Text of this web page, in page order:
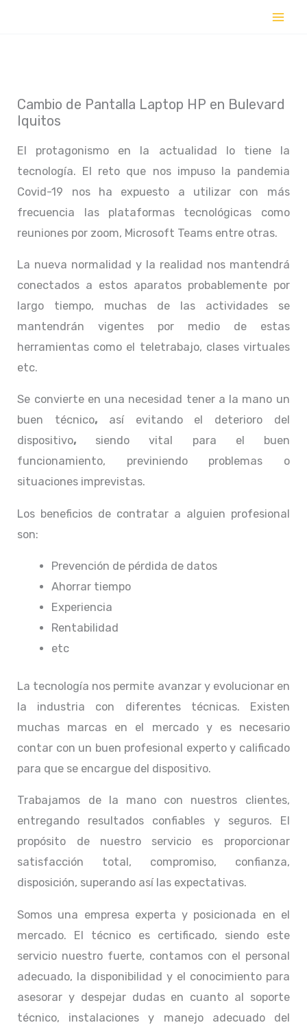
Cambio de Pantalla Laptop HP en Bulevard
Iquitos
El protagonismo en la actualidad lo tiene la
tecnología. El reto que nos impuso la pandemia
Covid-19 nos ha expuesto a utilizar con más
frecuencia las plataformas tecnológicas como
reuniones por zoom, Microsoft Teams entre otras.
La nueva normalidad y la realidad nos mantendrá
conectados a estos aparatos probablemente por
largo tiempo, muchas de las actividades se
mantendrán vigentes por medio de estas
herramientas como el teletrabajo, clases virtuales
etc.
Se convierte en una necesidad tener a la mano un
buen técnico, así evitando el deterioro del
dispositivo, siendo vital para el buen
funcionamiento, previniendo problemas o
situaciones imprevistas.
Los beneficios de contratar a alguien profesional
son:
Prevención de pérdida de datos
Ahorrar tiempo
Experiencia
Rentabilidad
etc
La tecnología nos permite avanzar y evolucionar en
la industria con diferentes técnicas. Existen
muchas marcas en el mercado y es necesario
contar con un buen profesional experto y calificado
para que se encargue del dispositivo.
Trabajamos de la mano con nuestros clientes,
entregando resultados confiables y seguros. El
propósito de nuestro servicio es proporcionar
satisfacción total, compromiso, confianza,
disposición, superando así las expectativas.
Somos una empresa experta y posicionada en el
mercado. El técnico es certificado, siendo este
servicio nuestro fuerte, contamos con el personal
adecuado, la disponibilidad y el conocimiento para
asesorar y despejar dudas en cuanto al soporte
técnico, instalaciones y manejo adecuado del